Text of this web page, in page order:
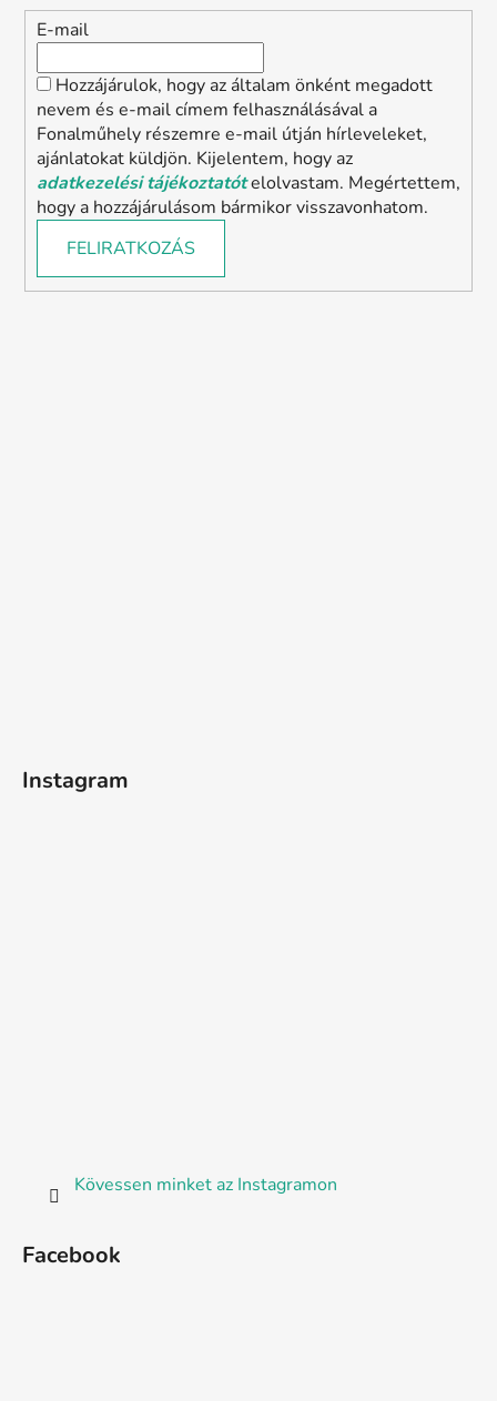
E-mail
Hozzájárulok, hogy az általam önként megadott
nevem és e-mail címem felhasználásával a
Fonalműhely részemre e-mail útján hírleveleket,
ajánlatokat küldjön. Kijelentem, hogy az
adatkezelési tájékoztatótelolvastam. Megértettem,
hogy a hozzájárulásom bármikor visszavonhatom.
FELIRATKOZÁS
Instagram
Kövessen minket az Instagramon
Facebook